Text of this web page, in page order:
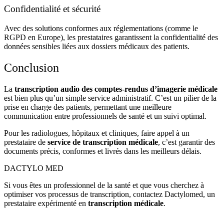
Confidentialité et sécurité
Avec des solutions conformes aux réglementations (comme le
RGPD en Europe), les prestataires garantissent la confidentialité des
données sensibles liées aux dossiers médicaux des patients.
Conclusion
La transcription audio des comptes-rendus d’imagerie médicale
est bien plus qu’un simple service administratif. C’est un pilier de la
prise en charge des patients, permettant une meilleure
communication entre professionnels de santé et un suivi optimal.
Pour les radiologues, hôpitaux et cliniques, faire appel à un
prestataire de service de transcription médicale, c’est garantir des
documents précis, conformes et livrés dans les meilleurs délais.
DACTYLO MED
Si vous êtes un professionnel de la santé et que vous cherchez à
optimiser vos processus de transcription, contactez Dactylomed, un
prestataire expérimenté en transcription médicale.